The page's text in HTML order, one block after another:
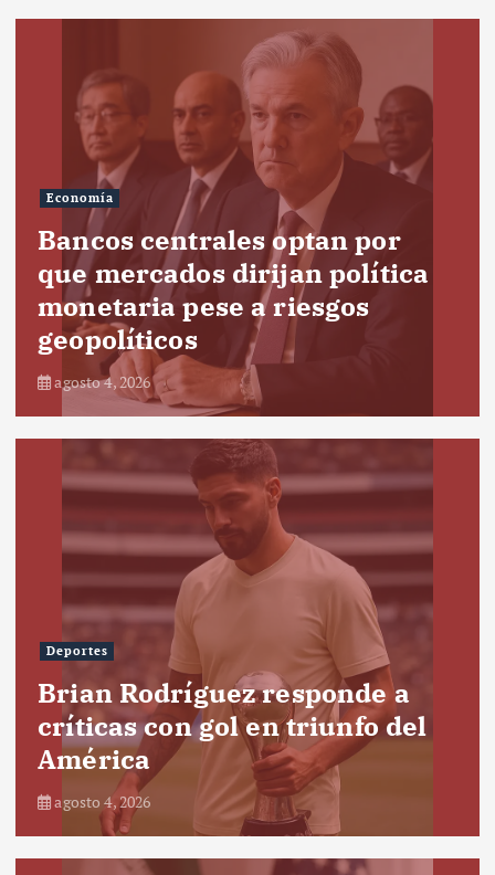
Economía
Bancos centrales optan por
que mercados dirijan política
monetaria pese a riesgos
geopolíticos
agosto 4, 2026
Deportes
Brian Rodríguez responde a
críticas con gol en triunfo del
América
agosto 4, 2026